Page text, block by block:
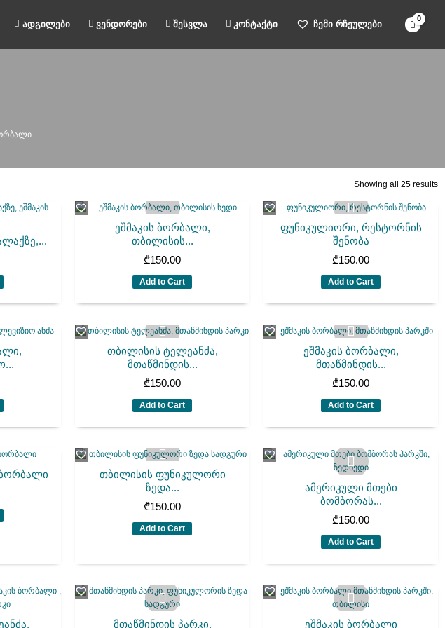
ადგილები ვენდორები შესვლა კონტაქტი ჩემი რჩეულები
Showing all 25 results
ეშმაკის ბორბალი,
თბილისის...
₾150.00
Add to Cart
ფუნიკულიორი, რესტორნის
შენობა
₾150.00
Add to Cart
თბილისის ტელეანძა,
მთაწმინდის...
₾150.00
Add to Cart
ეშმაკის ბორბალი,
მთაწმინდის...
₾150.00
Add to Cart
თბილისის ფუნიკულორი
ზედა...
₾150.00
Add to Cart
ამერიკული მთები
ბომბორას...
₾150.00
Add to Cart
მთაწმინდის პარკი, ეშმაკის ბორბალი